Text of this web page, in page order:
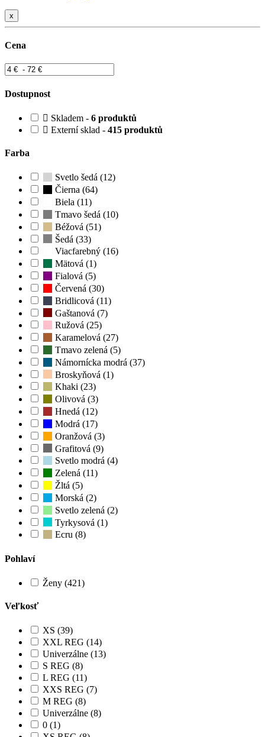
x
Cena
Dostupnost
Skladem - 6 produktů
Externí sklad - 415 produktů
Farba
Svetlo šedá (12)
Čierna (64)
Biela (11)
Tmavo šedá (10)
Béžová (51)
Šedá (33)
Viacfarebný (16)
Mätová (1)
Fialová (5)
Červená (30)
Bridlicová (11)
Gaštanová (7)
Ružová (25)
Karamelová (27)
Tmavo zelená (5)
Námornícka modrá (37)
Broskyňová (1)
Khaki (23)
Olivová (3)
Hnedá (12)
Modrá (17)
Oranžová (3)
Grafitová (9)
Svetlo modrá (4)
Zelená (11)
Žltá (5)
Morská (2)
Svetlo zelená (2)
Tyrkysová (1)
Ecru (8)
Pohlaví
Ženy (421)
Veľkosť
XS (39)
XXL REG (14)
Univerzálne (13)
S REG (8)
L REG (11)
XXS REG (7)
M REG (8)
Univerzálne (8)
0 (1)